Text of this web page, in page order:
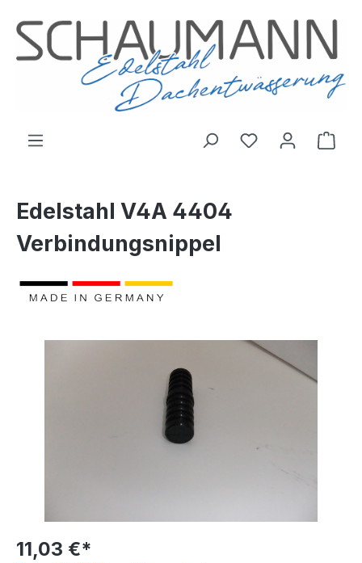
springen
Edelstahl V4A 4404
Verbindungsnippel
11,03 €*